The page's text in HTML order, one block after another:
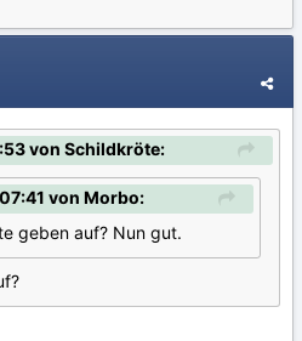
von Schildkröte:
von Morbo:
geben auf? Nun gut.